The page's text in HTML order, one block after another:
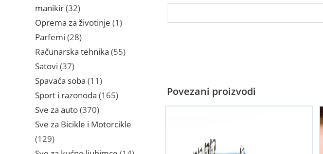
Povezani proizvodi
manikir 3232
proizvoda
Oprema za životinje 1 1
Parfemi 2828
proizvoda
Računarska tehnika 5555
Satovi 3737
proizvoda
Spavaća soba 11 11
proizvoda
Sport i razonoda 165165
Sve za auto 370370
proizvoda
Sve za Bicikle i Motorcikle
129129
proizvoda
14